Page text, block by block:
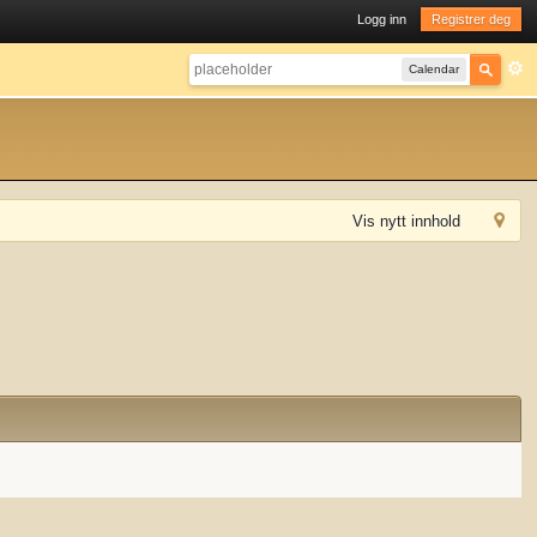
Logg inn Registrer deg
Calendar
Vis nytt innhold